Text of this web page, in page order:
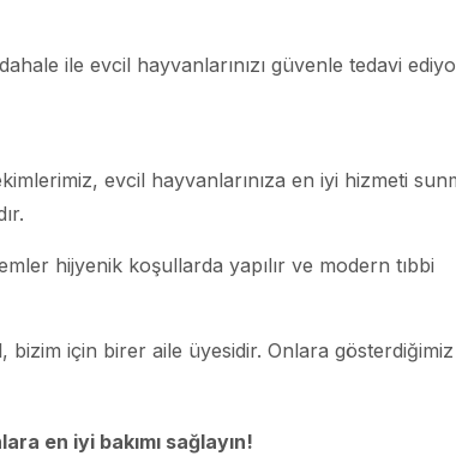
ile evcil hayvanlarınızı güvenle tedavi
evcil hayvanlarınıza en iyi hizmeti
hijyenik koşullarda yapılır ve modern tıbbi
bizim için birer aile üyesidir. Onlara
en iyi bakımı sağlayın!